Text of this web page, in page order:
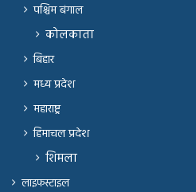
पश्चिम बंगाल
कोलकाता
बिहार
मध्य प्रदेश
महाराष्ट्र
हिमाचल प्रदेश
शिमला
लाइफस्टाइल